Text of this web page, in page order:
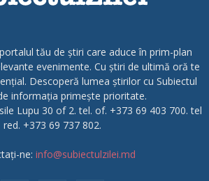
tău de știri care aduce în prim-plan
evenimente. Cu știri de ultimă oră te
Descoperă lumea știrilor cu Subiectul
informația primește prioritate.
Lupu 30 of 2. tel. of. +373 69 403 700. tel
red. +373 69 737 802.
ne: info@subiectulzilei.md